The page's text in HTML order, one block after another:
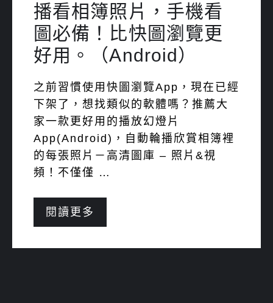
播看相簿照片，手機看
圖必備！比快圖瀏覽更
好用。（Android）
之前習慣使用快圖瀏覽App，現在已經
下架了，想找類似的軟體嗎？推薦大
家一款更好用的播放幻燈片
App(Android)，自動輪播欣賞相簿裡
的每張照片－高清圖庫 – 照片&視
頻！不僅僅 …
閱讀更多